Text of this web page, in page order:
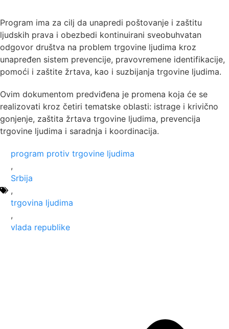
Program ima za cilј da unapredi poštovanje i zaštitu
lјudskih prava i obezbedi kontinuirani sveobuhvatan
odgovor društva na problem trgovine lјudima kroz
unapređen sistem prevencije, pravovremene identifikacije,
pomoći i zaštite žrtava, kao i suzbijanja trgovine lјudima.
Ovim dokumentom predviđena je promena koja će se
realizovati kroz četiri tematske oblasti: istrage i krivično
gonjenje, zaštita žrtava trgovine lјudima, prevencija
trgovine lјudima i saradnja i koordinacija.
program protiv trgovine ljudima
,
Srbija
,
trgovina ljudima
,
vlada republike